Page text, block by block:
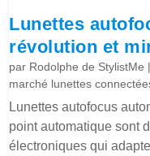
Lunettes
révolution et
par Rodolphe de StylistMe
marché lunettes
Lunettes autofocus
point automatique sont
électroniques qui